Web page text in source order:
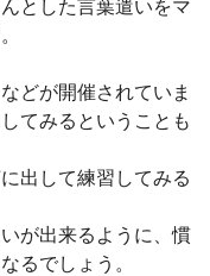
とした言葉遣いをマ
どが開催されていま
てみるということも
出して練習してみる
が出来るように、慣
るでしょう。